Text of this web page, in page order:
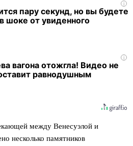
i
пару секунд, но вы будете
в шоке от увиденного
i
вагона отожгла! Видео не
равнодушным
между Венесуэлой и
несколько памятников